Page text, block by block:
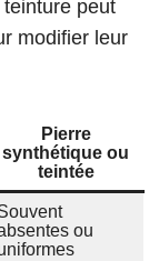
teinture peut
modifier leur
Pierre
synthétique ou
teintée
ou